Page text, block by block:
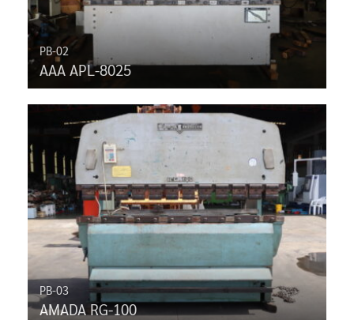
PB-02
AAA APL-8025
PB-03
AMADA RG-100